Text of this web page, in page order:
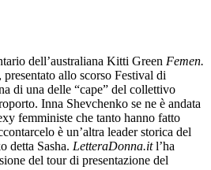
dell’australiana Kitti Green Femen.
, presentato allo scorso Festival di
di una delle “cape” del collettivo
Inna Shevchenko se ne è andata
femministe che tanto hanno fatto
è un’altra leader storica del
detta Sasha. LetteraDonna.itl’ha
del tour di presentazione del